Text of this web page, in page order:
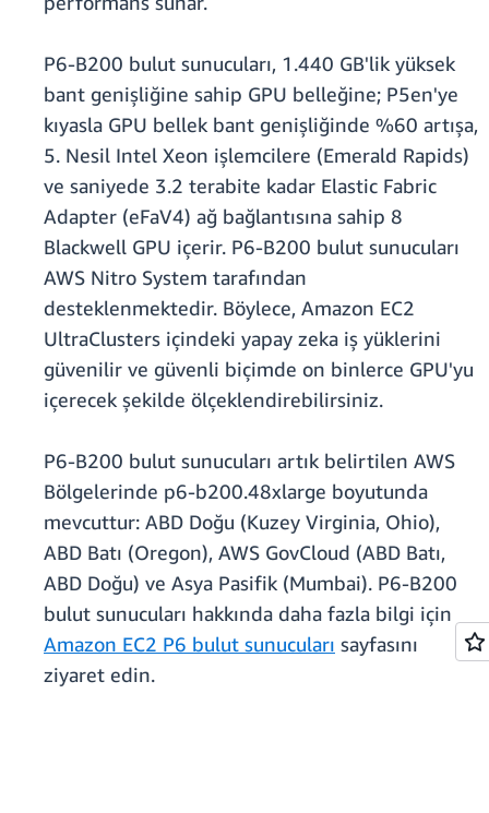
P6-B200 bulut sunucuları, 1.440 GB'lik yüksek
bant genişliğine sahip GPU belleğine; P5en'ye
kıyasla GPU bellek bant genişliğinde %60 artışa,
5. Nesil Intel Xeon işlemcilere (Emerald Rapids)
ve saniyede 3.2 terabite kadar Elastic Fabric
Adapter (eFaV4) ağ bağlantısına sahip 8
Blackwell GPU içerir. P6-B200 bulut sunucuları
AWS Nitro System tarafından
desteklenmektedir. Böylece, Amazon EC2
UltraClusters içindeki yapay zeka iş yüklerini
güvenilir ve güvenli biçimde on binlerce GPU'yu
içerecek şekilde ölçeklendirebilirsiniz.
P6-B200 bulut sunucuları artık belirtilen AWS
Bölgelerinde p6-b200.48xlarge boyutunda
mevcuttur: ABD Doğu (Kuzey Virginia, Ohio),
ABD Batı (Oregon), AWS GovCloud (ABD Batı,
ABD Doğu) ve Asya Pasifik (Mumbai). P6-B200
bulut sunucuları hakkında daha fazla bilgi için
Amazon EC2 P6 bulut sunucuları sayfasını
ziyaret edin.